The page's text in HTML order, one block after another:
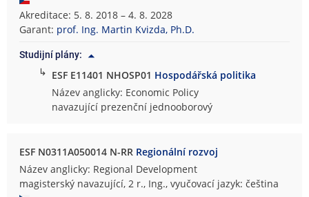
Akreditace: 5. 8. 2018 – 4. 8. 2028
Garant: prof. Ing. Martin Kvizda, Ph.D.
Studijní plány:
↳ ESF E11401 NHOSP01 Hospodářská politika
Název anglicky: Economic Policy
navazující prezenční jednooborový
ESF N0311A050014 N-RR Regionální rozvoj
Název anglicky: Regional Development
magisterský navazující, 2 r., Ing., vyučovací jazyk: čeština